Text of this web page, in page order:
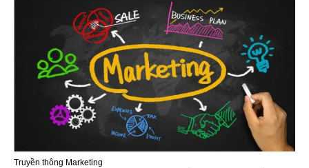
Truyền thông Marketing